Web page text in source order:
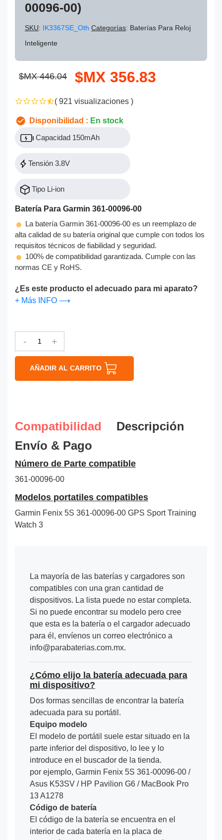
00096-00)
SKU: IK3367SE_Oth Categorías: Baterías Para Reloj
Inteligente
$MX 446.04 $MX 356.83
( 921 visualizaciones )
Disponibilidad : En stock
Capacidad 150mAh
Tensión 3.8V
Tipo Li-ion
Batería Para Garmin 361-00096-00
La batería Garmin 361-00096-00 es un reemplazo de
alta calidad de su batería original que cumple con todos los
requisitos técnicos de fiabilidad y seguridad.
100% de compatibilidad garantizada. Cumple con las
normas CE y RoHS.
¿Es este producto el adecuado para mi aparato?
+ Más INFO ⟶
- +
AÑADIR AL CARRITO
Compatibilidad
Descripción
Envío & Pago
Número de Parte compatible
361-00096-00
Modelos portatiles compatibles
Garmin Fenix 5S 361-00096-00 GPS Sport Training
Watch 3
La mayoría de las baterías y cargadores son
compatibles con una gran cantidad de
dispositivos. La lista puede no estar completa.
Si no puede encontrar su modelo pero cree
que esta es la batería o el cargador adecuado
para él, envíenos un correo electrónico a
info@parabaterias.com.mx.
¿Cómo elijo la batería adecuada para
mi dispositivo?
Dos formas sencillas de encontrar la batería
adecuada para su portátil.
Equipo modelo
El modelo de portátil suele estar situado en la
parte inferior del dispositivo, lo lee y lo
introduce en el buscador de la tienda.
por ejemplo, Garmin Fenix 5S 361-00096-00 /
Asus K53SV / HP Pavilion G6 / MacBook Pro
13 A1278
Código de batería
El código de la batería se encuentra en el
interior de cada batería en la placa de